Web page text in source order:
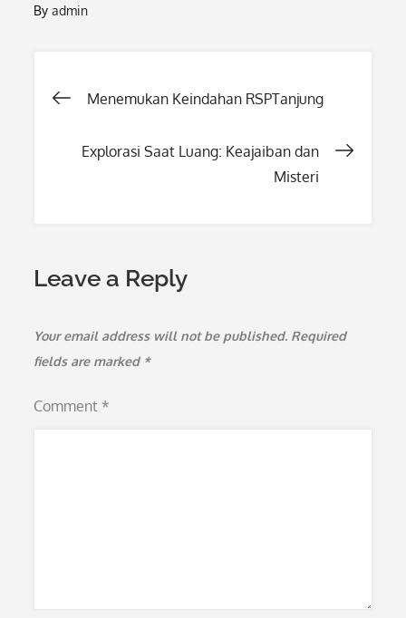
Byadmin
Post
navigation
Menemukan Keindahan RSPTanjung
Explorasi Saat Luang: Keajaiban dan
Misteri
Leave a Reply
Your email address will not be published. Required
fields are marked *
Comment *